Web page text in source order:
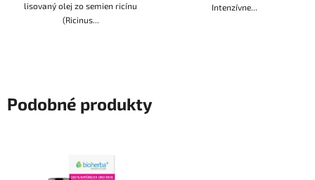
lisovaný olej zo semien ricínu
(Ricinus...
Intenzívne...
Podobné produkty